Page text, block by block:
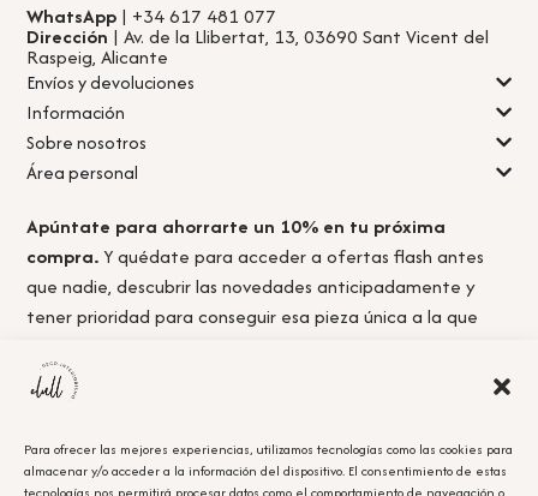
Para ofrecer las mejores experiencias, utilizamos tecnologías como las cookies para
almacenar y/o acceder a la información del dispositivo. El consentimiento de estas
WhatsApp | +34 617 481 077
Dirección | Av. de la Llibertat, 13, 03690 Sant Vicent del
Raspeig, Alicante
Envíos y devoluciones
Información
Sobre nosotros
Área personal
Apúntate para ahorrarte un 10% en tu próxima
compra.Y quédate para acceder a ofertas flash antes
que nadie, descubrir las novedades anticipadamente y
tener prioridad para conseguir esa pieza única a la que